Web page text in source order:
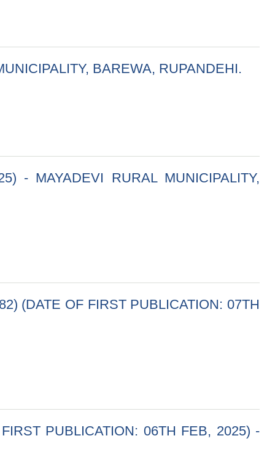
BAREWA, RUPANDEHI.
- MAYADEVI RURAL MUNICIPALITY,
(DATE OF FIRST PUBLICATION: 07TH
PUBLICATION: 06TH FEB, 2025) -